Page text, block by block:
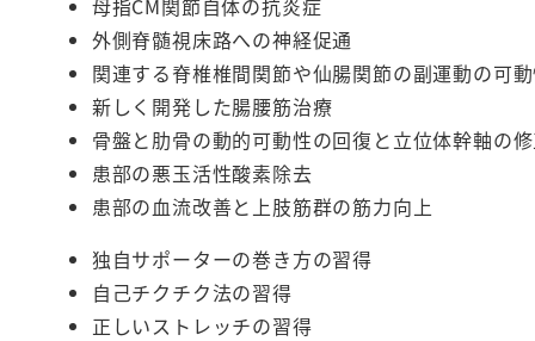
外側脊髄視床路への神経促通
関連する脊椎椎間関節や仙腸関節の副運動の可
新しく開発した腸腰筋治療
骨盤と肋骨の動的可動性の回復と立位体幹軸の
患部の悪玉活性酸素除去
患部の血流改善と上肢筋群の筋力向上
独自サポーターの巻き方の習得
自己チクチク法の習得
正しいストレッチの習得